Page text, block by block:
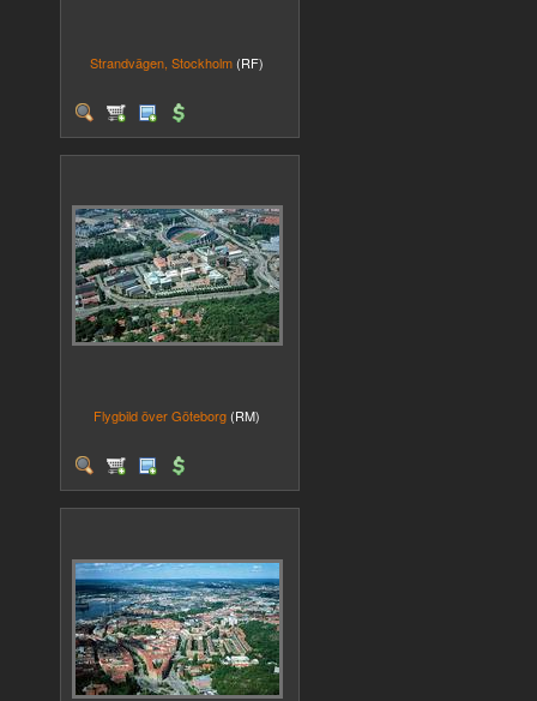
Strandvägen, Stockholm (RF)
Flygbild över Göteborg (RM)